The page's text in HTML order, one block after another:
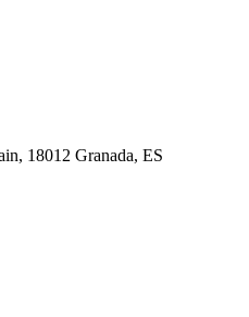
18012 Granada, ES